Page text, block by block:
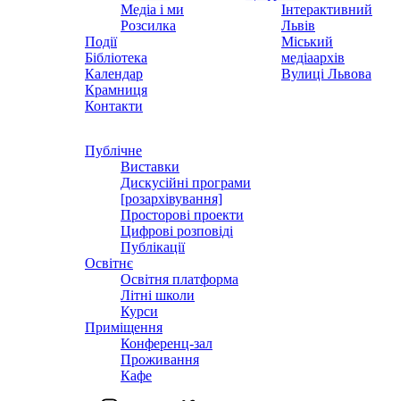
Медіа і ми
Розсилка
Події
Бібліотека
Календар
Крамниця
Контакти
Інтерактивний
Львів
Міський
медіаархів
Вулиці Львова
Публічне
Виставки
Дискусійні програми
[розархівування]
Просторові проекти
Цифрові розповіді
Публікації
Освітнє
Освітня платформа
Літні школи
Курси
Приміщення
Конференц-зал
Проживання
Кафе